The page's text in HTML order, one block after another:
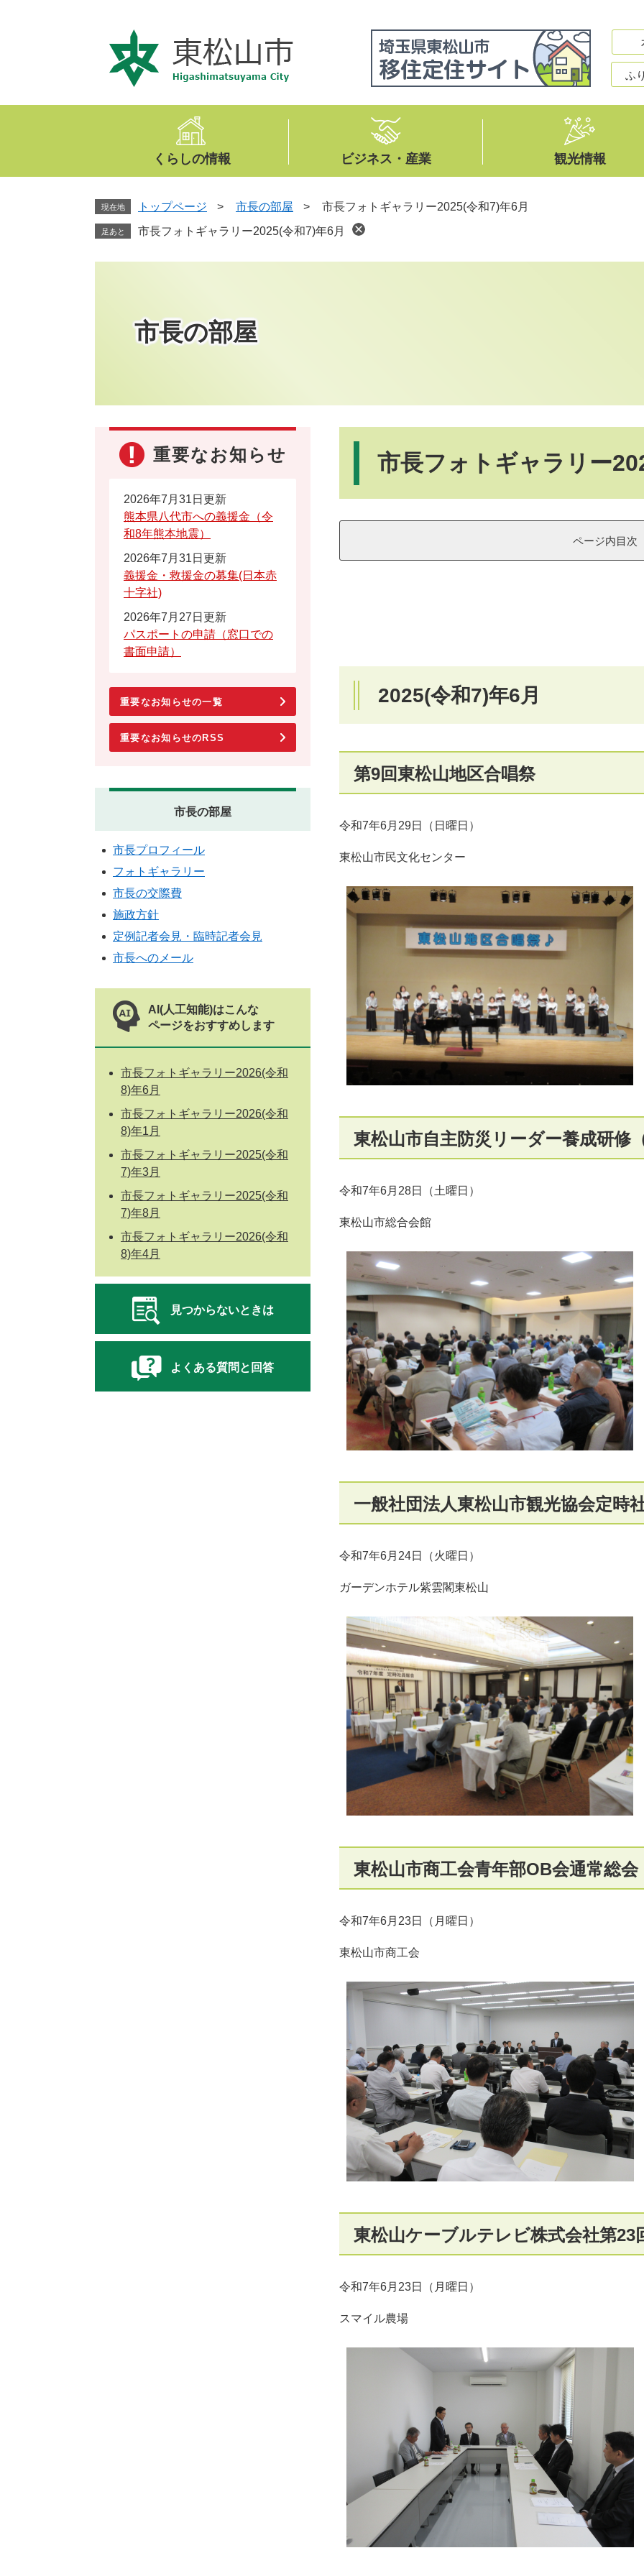
文
ふ
くらしの情報 ビジネス・産業 観光情報
現在地 トップページ > 市長の部屋 > 市長フォトギャラリー2025(令和7)年6月
足あと 市長フォトギャラリー2025(令和7)年6月
市長の部屋
市長フォトギャラリー
ページ内目次
2025(令和7)年6月
第9回東松山地区合唱祭
令和7年6月29日（日曜日）
東松山市民文化センター
東松山市自主防災リーダー養成研修
令和7年6月28日（土曜日）
東松山市総合会館
一般社団法人東松山市観光協会定時
令和7年6月24日（火曜日）
ガーデンホテル紫雲閣東松山
東松山市商工会青年部OB会通常総会
令和7年6月23日（月曜日）
東松山市商工会
東松山ケーブルテレビ株式会社第23
令和7年6月23日（月曜日）
スマイル農場
重要なお知らせ
2026年7月31日更新
熊本県八代市への義援金（令
和8年熊本地震）
2026年7月31日更新
義援金・救援金の募集(日本赤
十字社)
2026年7月27日更新
パスポートの申請（窓口での
書面申請）
重要なお知らせの一覧
重要なお知らせのRSS
市長の部屋
市長プロフィール
フォトギャラリー
市長の交際費
施政方針
定例記者会見・臨時記者会見
市長へのメール
AI(人工知能)はこんな
ページをおすすめします
市長フォトギャラリー2026(令和
8)年6月
市長フォトギャラリー2026(令和
8)年1月
市長フォトギャラリー2025(令和
7)年3月
市長フォトギャラリー2025(令和
7)年8月
市長フォトギャラリー2026(令和
8)年4月
見つからないときは
よくある質問と回答